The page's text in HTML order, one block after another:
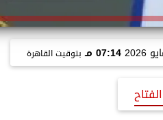
07:14 مـ بتوقيت القاهرة